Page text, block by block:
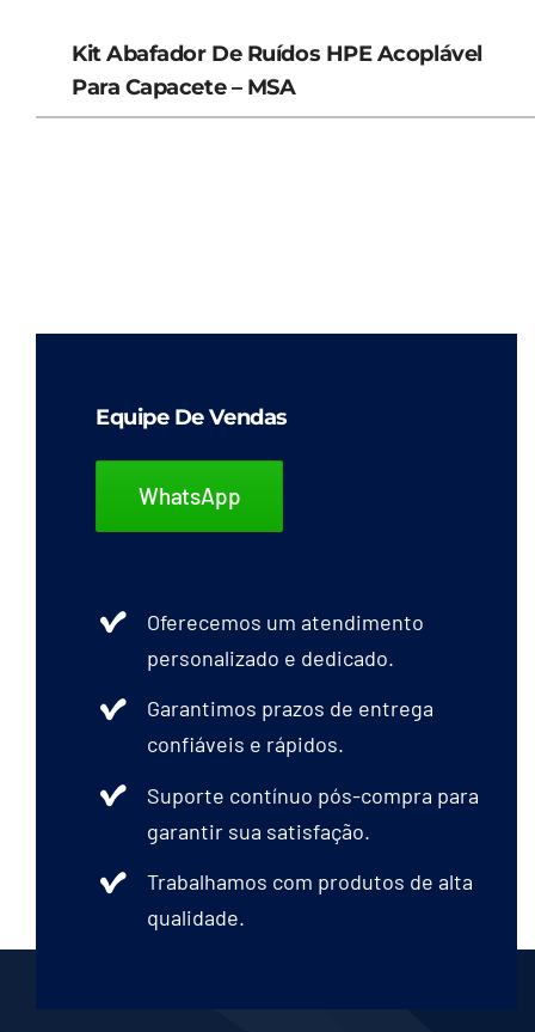
Kit Abafador De Ruídos HPE Acoplável
Para Capacete – MSA
Equipe De Vendas
WhatsApp
Oferecemos um atendimento
personalizado e dedicado.
Garantimos prazos de entrega
confiáveis e rápidos.
Suporte contínuo pós-compra para
garantir sua satisfação.
Trabalhamos com produtos de alta
qualidade.